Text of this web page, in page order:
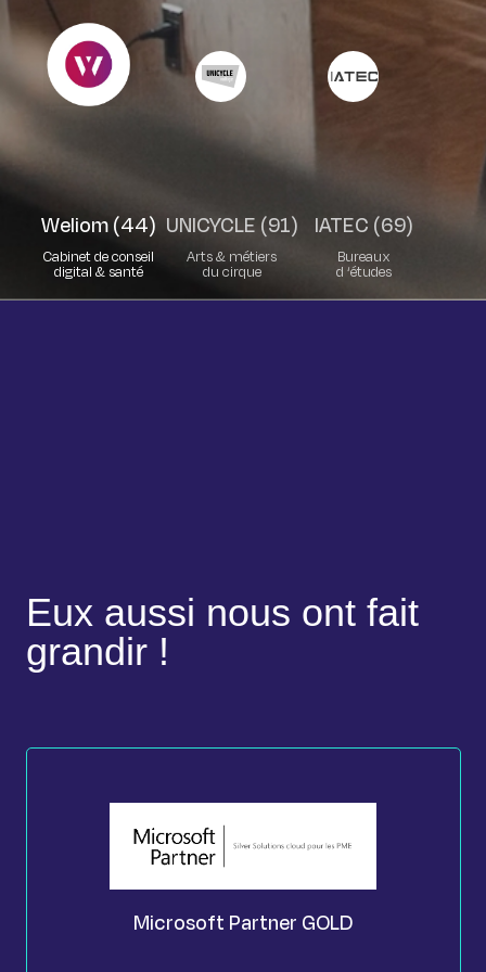
Weliom (44)
Cabinet de conseil
digital & santé
UNICYCLE (91)
Arts & métiers
du cirque
IATEC (69)
Bureaux
d ‘études
Eux aussi nous ont fait
grandir !
Microsoft Partner GOLD